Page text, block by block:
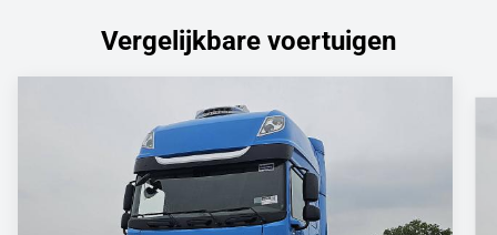
Vergelijkbare voertuigen